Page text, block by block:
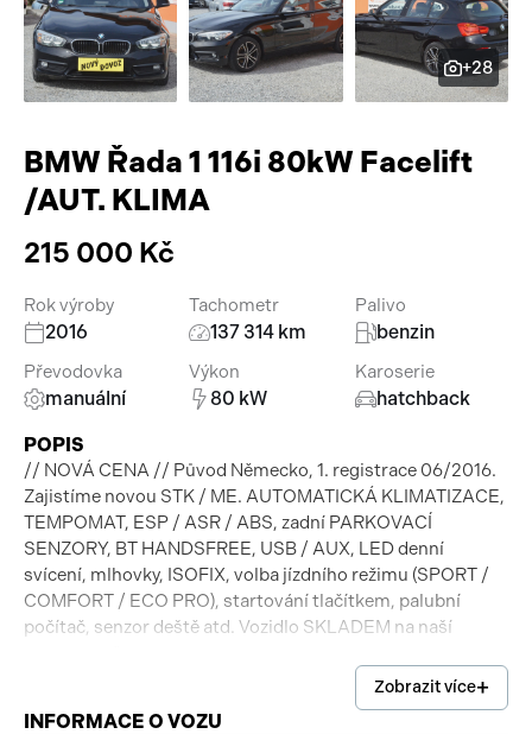
Pracovní stroje
Náhradní díly
Příslušenství
Auto a život
Videa
+28
BMW Řada 1 116i 80kW Facelift
/AUT. KLIMA
215 000 Kč
Rok výroby
2016
Tachometr
137 314 km
Palivo
benzin
Převodovka
manuální
Výkon
80 kW
Karoserie
hatchback
POPIS
// NOVÁ CENA // Původ Německo, 1. registrace 06/2016.
Zajistíme novou STK / ME. AUTOMATICKÁ KLIMATIZACE,
TEMPOMAT, ESP / ASR / ABS, zadní PARKOVACÍ
SENZORY, BT HANDSFREE, USB / AUX, LED denní
svícení, mlhovky, ISOFIX, volba jízdního režimu (SPORT /
COMFORT / ECO PRO), startování tlačítkem, palubní
počítač, senzor deště atd. Vozidlo SKLADEM na naší
Zobrazit více
INFORMACE O VOZU